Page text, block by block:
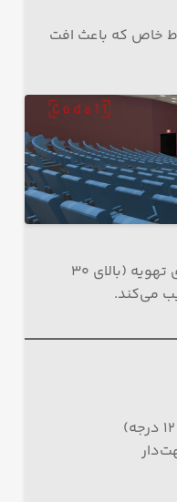
خاص که باعث افت
آلودگی صوتی ناشی از سیستم‌های تهویه (بالای ۳۰
می‌کند.